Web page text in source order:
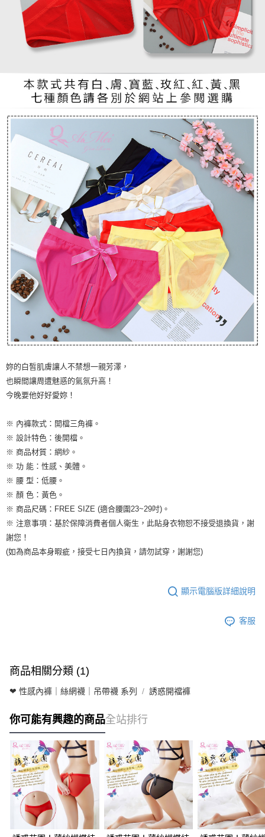
妳的白皙肌膚讓人不禁想一親芳澤，
也瞬間讓周遭魅惑的氣氛升高！
今晚要他好好愛妳！
※ 內褲款式：開檔三角褲。
※ 設計特色：後開檔。
※ 商品材質：網紗。
※ 功 能：性感、美體。
※ 腰 型：低腰。
※ 顏 色：黃色。
※ 商品尺碼：FREE SIZE (適合腰圍23~29吋)。
※ 注意事項：基於保障消費者個人衛生，此貼身衣物恕不接受退換貨，謝
謝您！
(如為商品本身暇疵，接受七日內換貨，請勿試穿，謝謝您)
顯示電腦版詳細說明
客服
商品相關分類 (1)
❤ 性感內褲｜絲網襪｜吊帶襪 系列 誘惑開襠褲
你可能有興趣的商品全站排行